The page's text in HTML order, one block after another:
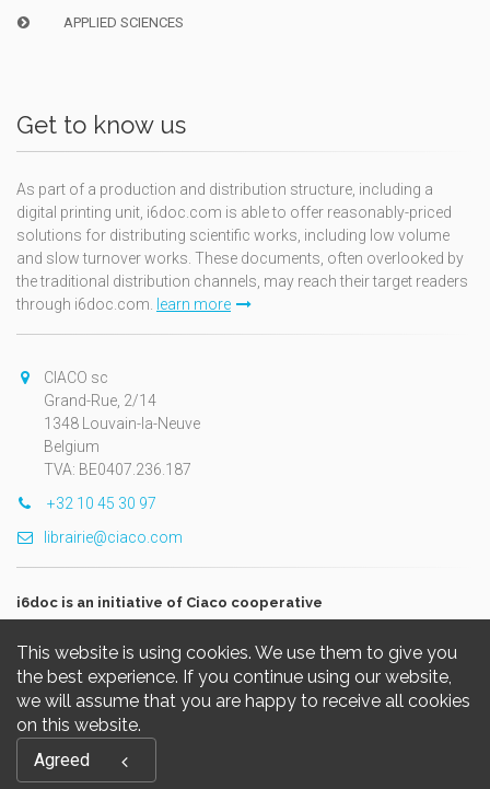
This website is using cookies. We use them to give you
the best experience. If you continue using our website,
we will assume that you are happy to receive all cookies
on this website.
Agreed
APPLIED SCIENCES
Get to know us
As part of a production and distribution structure, including a
digital printing unit, i6doc.com is able to offer reasonably-priced
solutions for distributing scientific works, including low volume
and slow turnover works. These documents, often overlooked by
the traditional distribution channels, may reach their target readers
through i6doc.com.
learn more
CIACO sc
Grand-Rue, 2/14
1348 Louvain-la-Neuve
Belgium
TVA: BE0407.236.187
+32 10 45 30 97
librairie@ciaco.com
i6doc is an initiative of Ciaco cooperative